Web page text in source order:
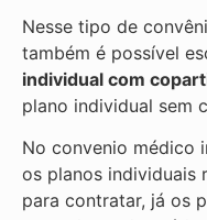
Nesse tipo de
também é possível
individual com
plano individual sem
No convenio médico
os planos individuais
para contratar, já os